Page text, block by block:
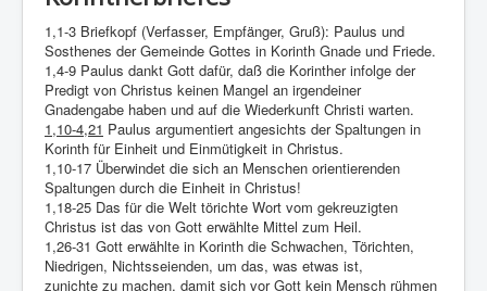
Linux and Open Source
1,1-3 Briefkopf (Verfasser, Empfänger, Gruß): Paulus und
Sosthenes der Gemeinde Gottes in Korinth Gnade und Friede.
1,4-9 Paulus dankt Gott dafür, daß die Korinther infolge der
Predigt von Christus keinen Mangel an irgendeiner
Gnadengabe haben und auf die Wiederkunft Christi warten.
1,10-4,21 Paulus argumentiert angesichts der Spaltungen in
Korinth für Einheit und Einmütigkeit in Christus.
1,10-17 Überwindet die sich an Menschen orientierenden
Spaltungen durch die Einheit in Christus!
1,18-25 Das für die Welt törichte Wort vom gekreuzigten
Christus ist das von Gott erwählte Mittel zum Heil.
1,26-31 Gott erwählte in Korinth die Schwachen, Törichten,
Niedrigen, Nichtsseienden, um das, was etwas ist,
zunichte zu machen, damit sich vor Gott kein Mensch rühmen